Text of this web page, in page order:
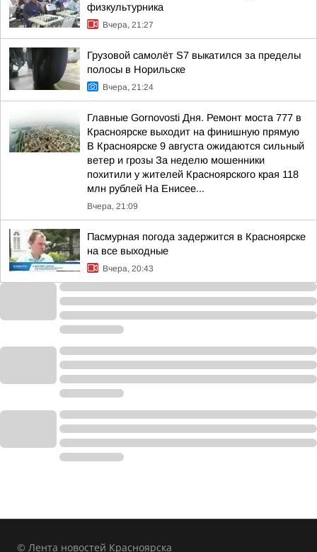
физкультурника
Вчера, 21:27
Грузовой самолёт S7 выкатился за пределы
полосы в Норильске
Вчера, 21:24
Главные Gornovosti Дня. Ремонт моста 777 в
Красноярске выходит на финишную прямую
В Красноярске 9 августа ожидаются сильный
ветер и грозы За неделю мошенники
похитили у жителей Красноярского края 118
млн рублей На Енисее...
Вчера, 21:09
Пасмурная погода задержится в Красноярске
на все выходные
Вчера, 20:43
© Лента новостей Красноярска